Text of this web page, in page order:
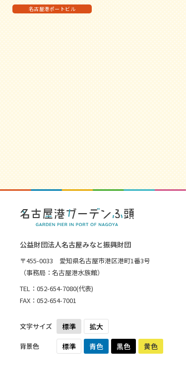
名古屋港ポートビル
公益財団法人名古屋みなと振興財団
〒455-0033 愛知県名古屋市港区港町1番3号
（事務局：名古屋港水族館）
TEL： 052-654-7080(代表)
FAX：052-654-7001
文字サイズ 標準 拡大
背景色 標準 青色 黒色 黄色